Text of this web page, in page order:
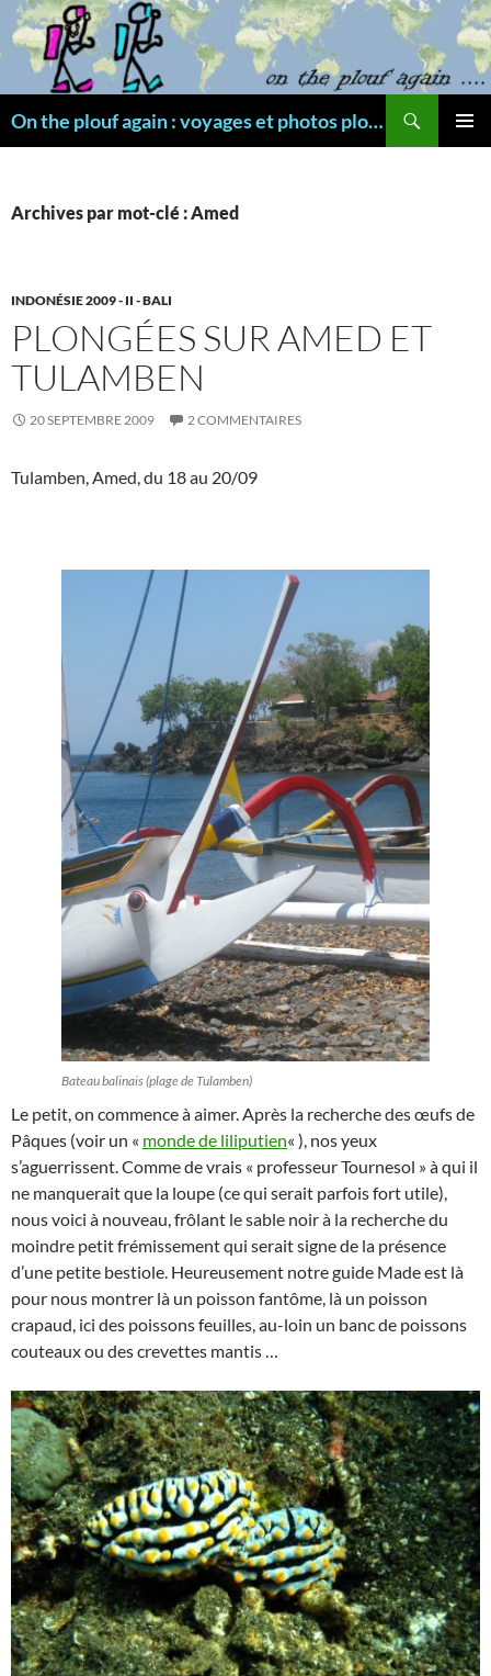
Aller
au
contenu
On the plouf again : voyages et photos plongée
Archives par mot-clé : Amed
INDONÉSIE 2009 - II - BALI
PLONGÉES SUR AMED ET
TULAMBEN
20 SEPTEMBRE 2009 2 COMMENTAIRES
Tulamben, Amed, du 18 au 20/09
Bateau balinais (plage de Tulamben)
Le petit, on commence à aimer. Après la recherche des œufs de
Pâques (voir un « monde de liliputien« ), nos yeux
s’aguerrissent. Comme de vrais « professeur Tournesol » à qui il
ne manquerait que la loupe (ce qui serait parfois fort utile),
nous voici à nouveau, frôlant le sable noir à la recherche du
moindre petit frémissement qui serait signe de la présence
d’une petite bestiole. Heureusement notre guide Made est là
pour nous montrer là un poisson fantôme, là un poisson
crapaud, ici des poissons feuilles, au-loin un banc de poissons
couteaux ou des crevettes mantis …